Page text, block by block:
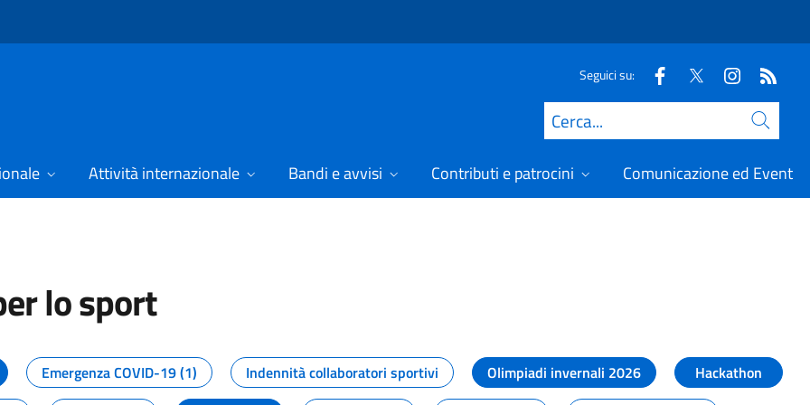
Seguici su:
Cerca
Attività internazionale Bandi e avvisi Contributi e patrocini Comunicazione ed Eventi
lo sport
dal Dipartimento per lo sport
Emergenza COVID-19 (1) Indennità collaboratori sportivi Olimpiadi invernali 2026
Hackathon